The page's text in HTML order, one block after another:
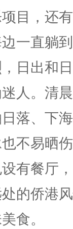
目，还
一直躺
日出和
人。清
落、下
不易晒
有餐厅
的侨港
食。